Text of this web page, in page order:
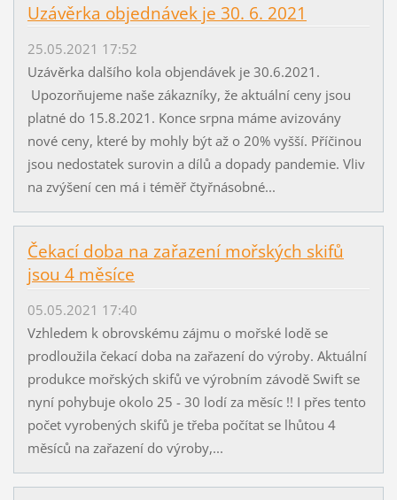
Uzávěrka objednávek je 30. 6. 2021
25.05.2021 17:52
Uzávěrka dalšího kola objendávek je 30.6.2021.
Upozorňujeme naše zákazníky, že aktuální ceny jsou
platné do 15.8.2021. Konce srpna máme avizovány
nové ceny, které by mohly být až o 20% vyšší. Příčinou
jsou nedostatek surovin a dílů a dopady pandemie. Vliv
na zvýšení cen má i téměř čtyřnásobné...
Čekací doba na zařazení mořských skifů
jsou 4 měsíce
05.05.2021 17:40
Vzhledem k obrovskému zájmu o mořské lodě se
prodloužila čekací doba na zařazení do výroby. Aktuální
produkce mořských skifů ve výrobním závodě Swift se
nyní pohybuje okolo 25 - 30 lodí za měsíc !! I přes tento
počet vyrobených skifů je třeba počítat se lhůtou 4
měsíců na zařazení do výroby,...